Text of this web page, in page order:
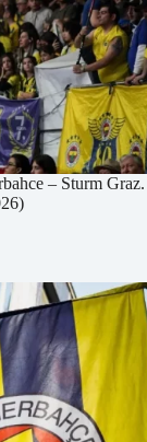
– Sturm